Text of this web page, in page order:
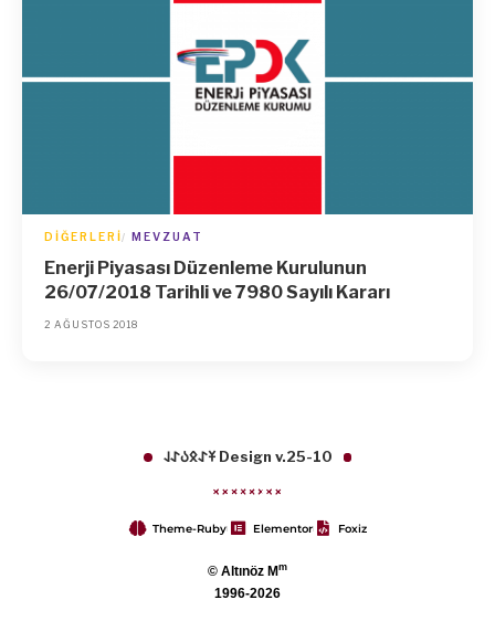
DIĞERLERI MEVZUAT
Enerji Piyasası Düzenleme Kurulunun
26/07/2018 Tarihli ve 7980 Sayılı Kararı
2 AĞUSTOS 2018
𐱁𐰀𐰋𐰉𐰀𐰞 Design v.25-10
Theme-Ruby Elementor Foxiz
© Altınöz Mm
1996-2026